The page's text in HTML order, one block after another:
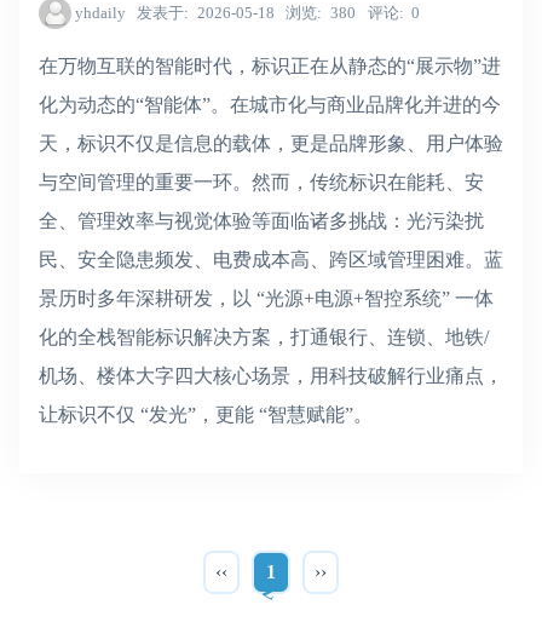
yhdaily 发表于 2026-05-18 浏览 380 评论 0
在万物互联的智能时代，标识正在从静态的“展示物”进
化为动态的“智能体”。在城市化与商业品牌化并进的今
天，标识不仅是信息的载体，更是品牌形象、用户体验
与空间管理的重要一环。然而，传统标识在能耗、安
全、管理效率与视觉体验等面临诸多挑战：光污染扰
民、安全隐患频发、电费成本高、跨区域管理困难。蓝
景历时多年深耕研发，以 “光源+电源+智控系统” 一体
化的全栈智能标识解决方案，打通银行、连锁、地铁/
机场、楼体大字四大核心场景，用科技破解行业痛点，
让标识不仅 “发光”，更能 “智慧赋能”。
‹‹ 1 ››